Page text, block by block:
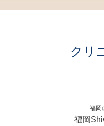
クリ
福岡
福岡